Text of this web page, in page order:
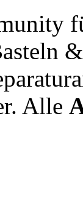
Alle